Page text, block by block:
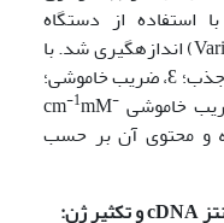
و 330 نانومتر با استفاده از دستگاه
اسپکتروفتومتر (Varian, cary 50Australia) اندازه­گیری شد. با
استفاده از فرمول CLƐA= (A، میزان جذب؛ Ɛ، ضریب خاموشی؛
-1mM-
و محتوی آن بر حسب
cDNAو تکثیر ژن: